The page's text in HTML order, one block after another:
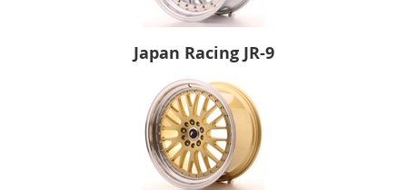
Japan Racing JR-9